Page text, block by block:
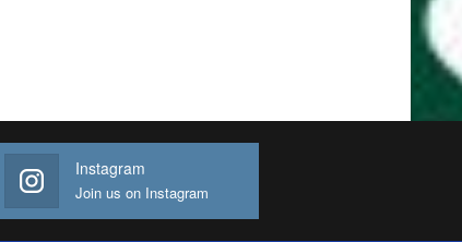
Instagram
Join us on Instagram